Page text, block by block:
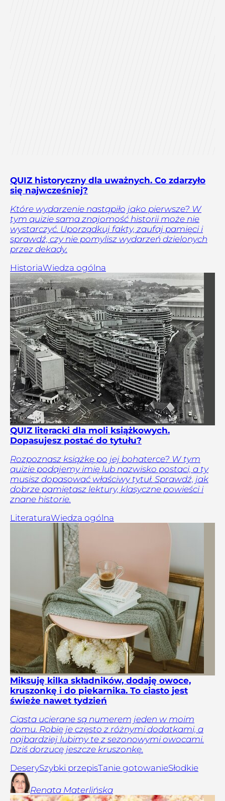
QUIZ historyczny dla uważnych. Co zdarzyło
się najwcześniej?
Które wydarzenie nastąpiło jako pierwsze? W
tym quizie sama znajomość historii może nie
wystarczyć. Uporządkuj fakty, zaufaj pamięci i
sprawdź, czy nie pomylisz wydarzeń dzielonych
przez dekady.
HistoriaWiedza ogólna
QUIZ literacki dla moli książkowych.
Dopasujesz postać do tytułu?
Rozpoznasz książkę po jej bohaterce? W tym
quizie podajemy imię lub nazwisko postaci, a ty
musisz dopasować właściwy tytuł. Sprawdź, jak
dobrze pamiętasz lektury, klasyczne powieści i
znane historie.
LiteraturaWiedza ogólna
Miksuję kilka składników, dodaję owoce,
kruszonkę i do piekarnika. To ciasto jest
świeże nawet tydzień
Ciasta ucierane są numerem jeden w moim
domu. Robię je często z różnymi dodatkami, a
najbardziej lubimy te z sezonowymi owocami.
Dziś dorzucę jeszcze kruszonkę.
DeserySzybki przepisTanie gotowanieSłodkie
Renata Materlińska